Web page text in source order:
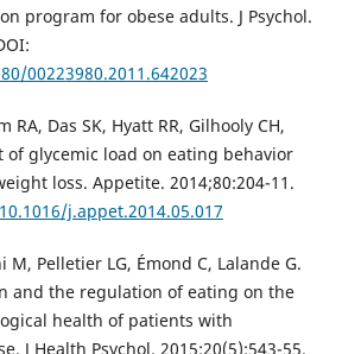
program for obese adults. J Psychol.
00223980.2011.642023
RA, Das SK, Hyatt RR, Gilhooly CH,
of glycemic load on eating behavior
loss. Appetite. 2014;80:204-11.
j.appet.2014.05.017
M, Pelletier LG, Émond C, Lalande G.
and the regulation of eating on the
health of patients with
J Health Psychol. 2015;20(5):543-55.